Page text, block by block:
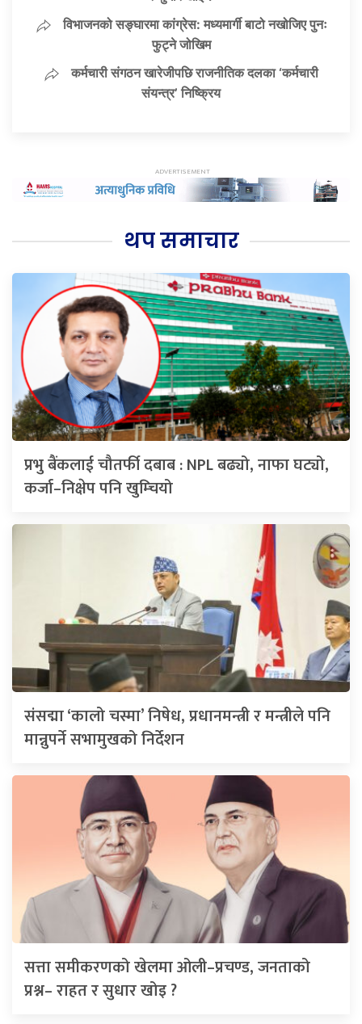
विभाजनको सङ्घारमा कांग्रेस: मध्यमार्गी बाटो नखोजिए पुनः
फुट्ने जोखिम
कर्मचारी संगठन खारेजीपछि राजनीतिक दलका ‘कर्मचारी
संयन्त्र’ निष्क्रिय
थप समाचार
प्रभु बैंकलाई चौतर्फी दबाब : NPL बढ्यो, नाफा घट्यो,
कर्जा–निक्षेप पनि खुम्चियो
संसद्मा ‘कालो चस्मा’ निषेध, प्रधानमन्त्री र मन्त्रीले पनि
मान्नुपर्ने सभामुखको निर्देशन
सत्ता समीकरणको खेलमा ओली–प्रचण्ड, जनताको
प्रश्न– राहत र सुधार खोइ ?